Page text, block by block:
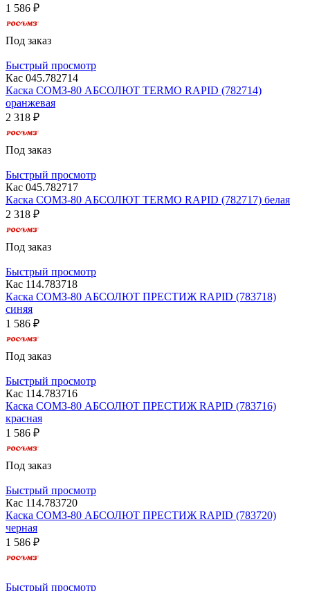
1 586 ₽
Под заказ
Быстрый просмотр
Кас 045.782714
Каска СОМЗ-80 АБСОЛЮТ TERMO RAPID (782714)
оранжевая
2 318 ₽
Под заказ
Быстрый просмотр
Кас 045.782717
Каска СОМЗ-80 АБСОЛЮТ TERMO RAPID (782717) белая
2 318 ₽
Под заказ
Быстрый просмотр
Кас 114.783718
Каска СОМЗ-80 АБСОЛЮТ ПРЕСТИЖ RAPID (783718)
синяя
1 586 ₽
Под заказ
Быстрый просмотр
Кас 114.783716
Каска СОМЗ-80 АБСОЛЮТ ПРЕСТИЖ RAPID (783716)
красная
1 586 ₽
Под заказ
Быстрый просмотр
Кас 114.783720
Каска СОМЗ-80 АБСОЛЮТ ПРЕСТИЖ RAPID (783720)
черная
1 586 ₽
Быстрый просмотр